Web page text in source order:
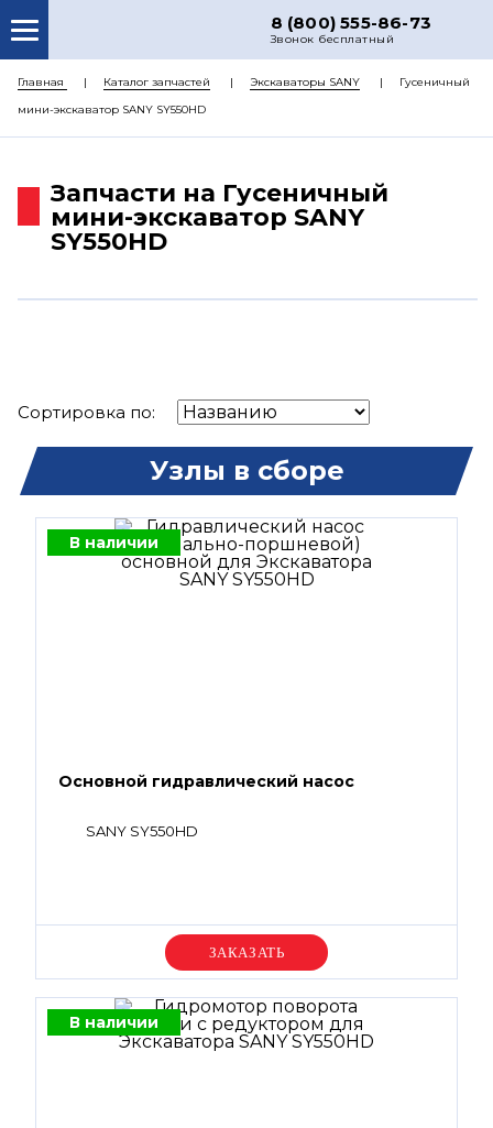
8 (800) 555-86-73
Звонок бесплатный
О НАС
КАТАЛОГ ЗАПЧАСТЕЙ
ДОСТАВКА
Главная Каталог запчастей Экскаваторы SANY
Гусеничный
мини-экскаватор SANY SY550HD
Запчасти на Гусеничный
мини-экскаватор SANY
SY550HD
Сортировка по:
Узлы в сборе
В наличии
Основной гидравлический насос
SANY SY550HD
Уточняйте цену
В наличии